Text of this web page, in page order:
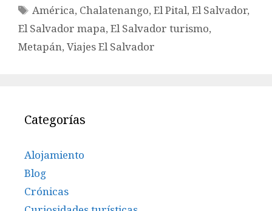
Etiquetas
América, Chalatenango,El Pital,El Salvador,
El Salvador mapa, El Salvador turismo,
Metapán, Viajes El Salvador
Categorías
Alojamiento
Blog
Crónicas